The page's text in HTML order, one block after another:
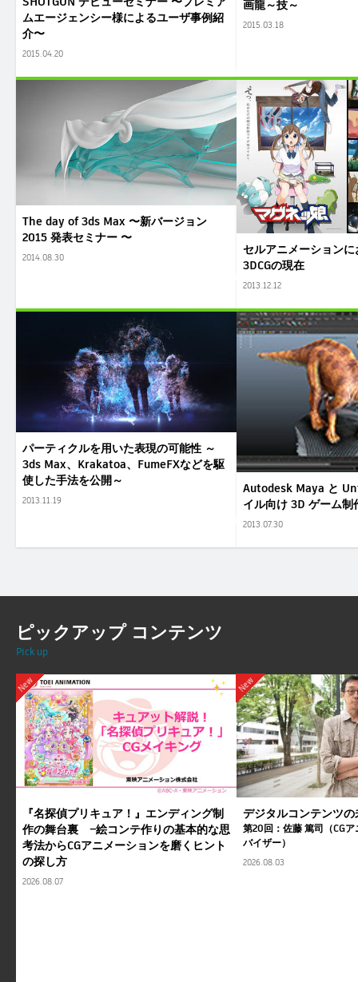
ムエージェンシー様によるユーザ事例紹
介〜
2015.04.20
画龍～技～
2015.03.18
The day of 3ds Max 〜新バージョン
2015 発表セミナー 〜
2014.08.30
セルアニメーション
3DCGの現在
2013.12.12
パーティクルを用いた表現の可能性 ～
3ds Max、Krakatoa、FumeFXなどを駆
使した手法を公開～
2013.11.19
Autodesk Maya と
イル向け 3D ゲーム制
2013.07.30
ピックアップ コンテンツ
Pick up
New
『名探偵プリキュア！』エンディング制
作の舞台裏 ―絵コンテ作りの基本的な思
考法からCGアニメーションを磨くヒント
の探し方
2026.08.07
New
デジタルコンテンツ
第20回：佐藤 篤司（CG
バイザー）
2026.08.03